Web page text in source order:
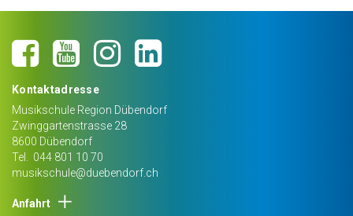
Kontaktadresse
Musikschule Region Dübendorf
Zwinggartenstrasse 28
8600 Dübendorf
Tel. 044 801 10 70
musikschule@duebendorf.ch
Anfahrt